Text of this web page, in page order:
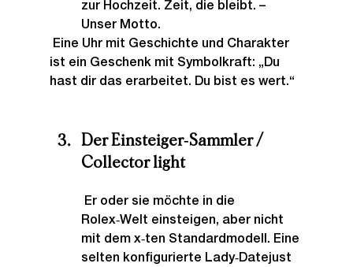
zur Hochzeit. Zeit, die bleibt. –
Unser Motto.
Eine Uhr mit Geschichte und Charakter
ist ein Geschenk mit Symbolkraft: „Du
hast dir das erarbeitet. Du bist es wert.“
Der Einsteiger‑Sammler /
Collector light
Rolex‑Welt einsteigen, aber nicht
mit dem x‑ten Standardmodell. Eine
selten konfigurierte Lady‑Datejust